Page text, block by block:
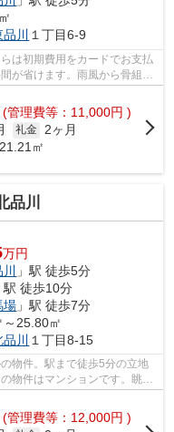
川 １丁目6-9
は初期費用をカードでお支払
が省けます。雨風から骨組み
(管理費等：11,000円 )
礼金 2ヶ月
㎡
川
万円
川 」駅 徒歩5分
駅 徒歩10分
場 」駅 徒歩7分
25.80㎡
品川 １丁目8-15
物件。駅まで徒歩5分の立地
物件はマンションです。眺め
(管理費等：12,000円 )